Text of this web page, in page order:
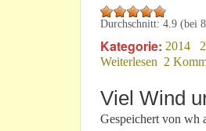
Durchschnitt: 4.9 (bei
Kategorie: 2014
Weiterlesen über
2
Viel Wind
Gespeichert von wh